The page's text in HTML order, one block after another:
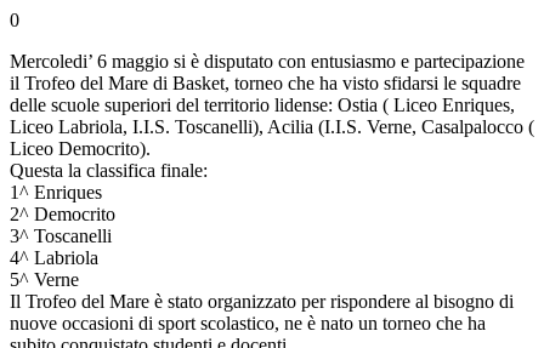
0
Mercoledi’ 6 maggio si è disputato con entusiasmo e partecipazione
il Trofeo del Mare di Basket, torneo che ha visto sfidarsi le squadre
delle scuole superiori del territorio lidense: Ostia ( Liceo Enriques,
Liceo Labriola, I.I.S. Toscanelli), Acilia (I.I.S. Verne, Casalpalocco (
Liceo Democrito).
Questa la classifica finale:
1^ Enriques
2^ Democrito
3^ Toscanelli
4^ Labriola
5^ Verne
Il Trofeo del Mare è stato organizzato per rispondere al bisogno di
nuove occasioni di sport scolastico, ne è nato un torneo che ha